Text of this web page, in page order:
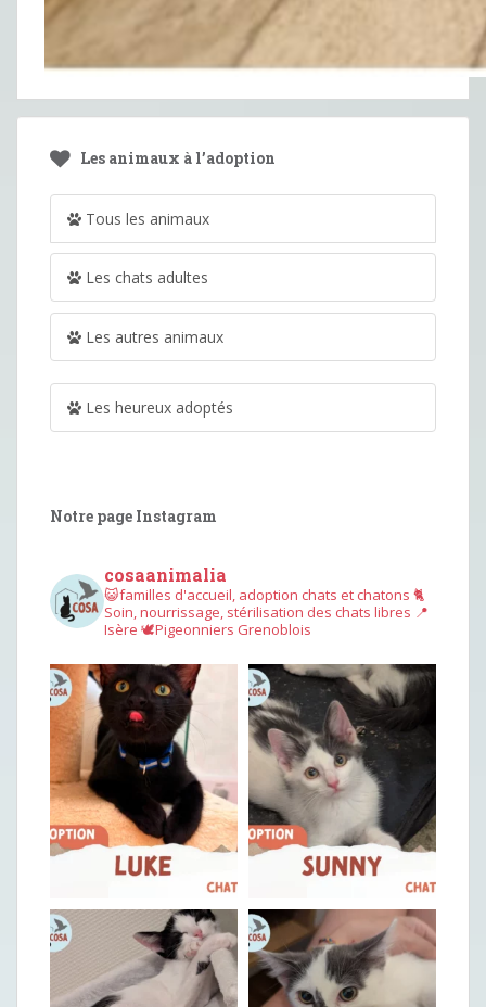
Les animaux à l’adoption
Tous les animaux
Les chats adultes
Les autres animaux
Les heureux adoptés
Notre page Instagram
cosaanimalia
😺familles d'accueil, adoption chats et chatons 🐈
Soin, nourrissage, stérilisation des chats libres 📍
Isère 🕊︎Pigeonniers Grenoblois